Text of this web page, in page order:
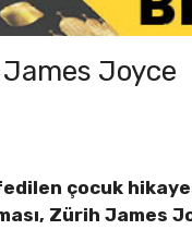
James Joyce
çocuk
Zürih James